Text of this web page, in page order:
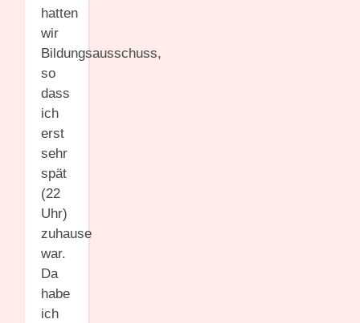
hatten
wir
Bildungsausschuss,
so
dass
ich
erst
sehr
spät
(22
Uhr)
zuhause
war.
Da
habe
ich